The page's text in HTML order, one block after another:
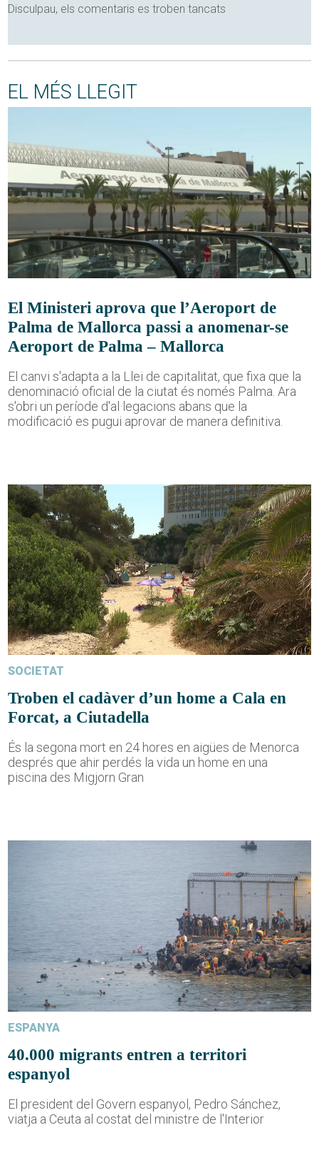
Disculpau, els comentaris es troben tancats
EL MÉS LLEGIT
El Ministeri aprova que l’Aeroport de
Palma de Mallorca passi a anomenar-se
Aeroport de Palma – Mallorca
El canvi s'adapta a la Llei de capitalitat, que fixa que la
denominació oficial de la ciutat és només Palma. Ara
s'obri un període d'al·legacions abans que la
modificació es pugui aprovar de manera definitiva.
SOCIETAT
Troben el cadàver d’un home a Cala en
Forcat, a Ciutadella
És la segona mort en 24 hores en aigües de Menorca
després que ahir perdés la vida un home en una
piscina des Migjorn Gran
ESPANYA
40.000 migrants entren a territori
espanyol
El president del Govern espanyol, Pedro Sánchez,
viatja a Ceuta al costat del ministre de l'Interior